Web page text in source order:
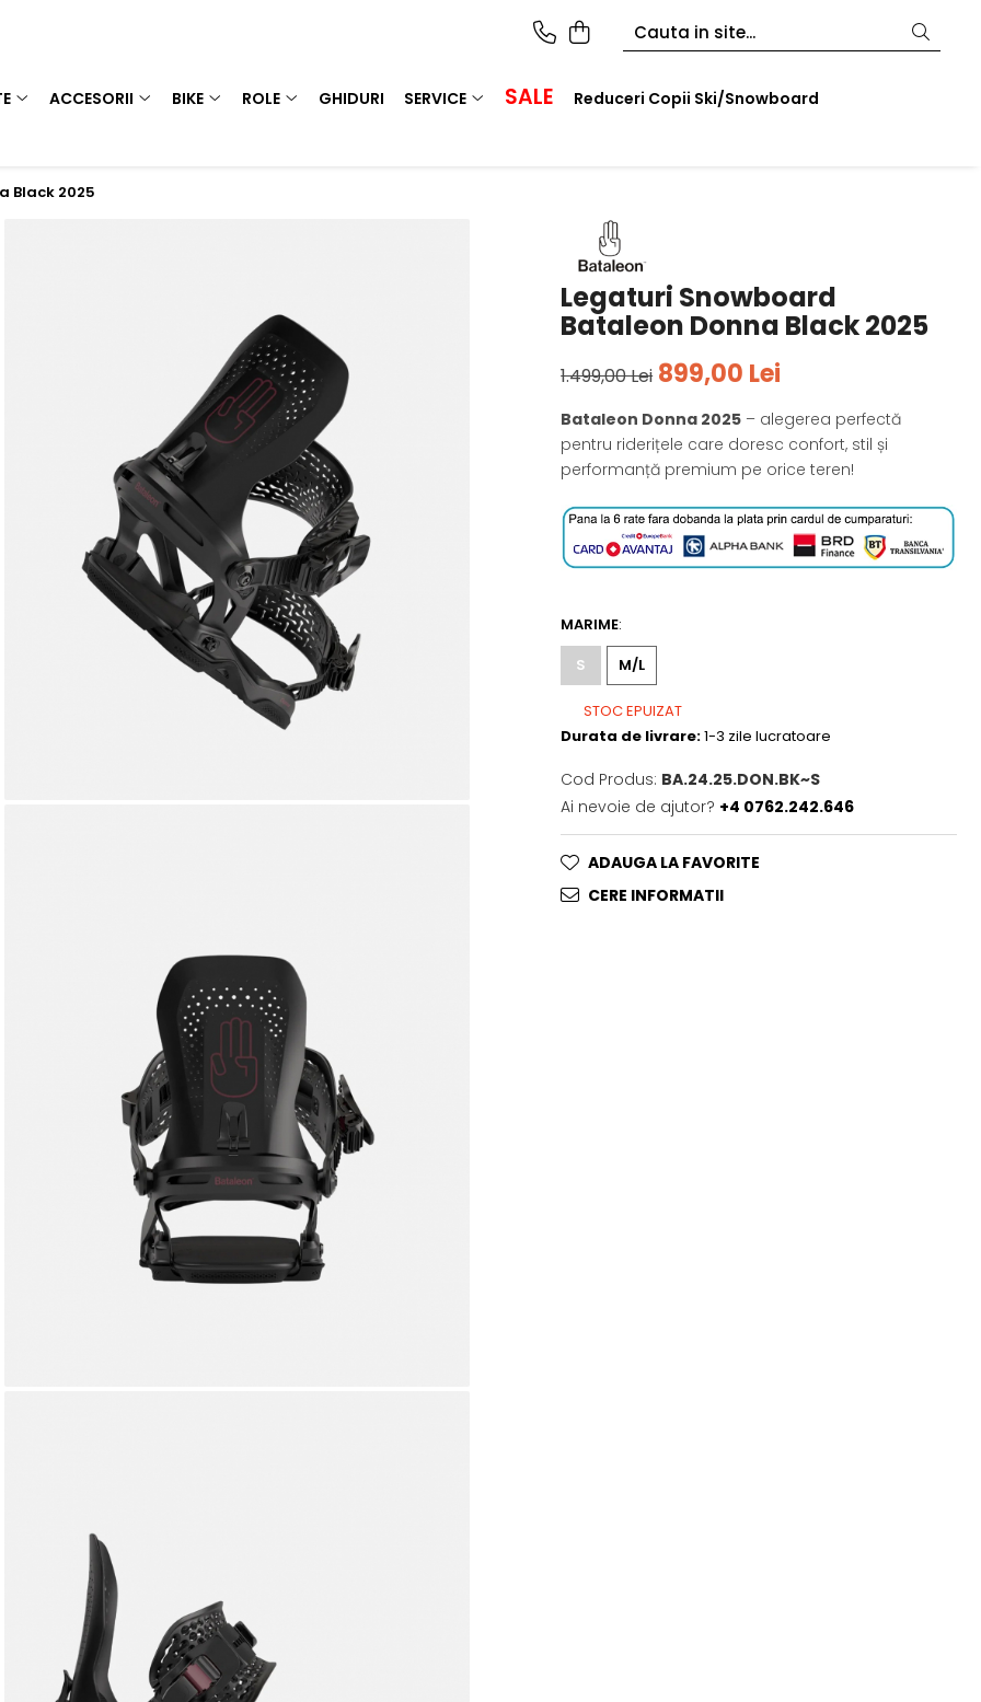
ACCESORII BIKE ROLE GHIDURI SERVICE SALE Reduceri Copii Ski/Snowboard
Black 2025
Legaturi Snowboard
Bataleon Donna Black 2025
1.499,00 Lei 899,00 Lei
Bataleon Donna 2025 – alegerea perfectă
pentru riderițele care doresc confort, stil și
performanță premium pe orice teren!
MARIME:
S
M/L
STOC EPUIZAT
Durata de livrare:1-3 zile lucratoare
Cod Produs: BA.24.25.DON.BK~S
Ai nevoie de ajutor? +4 0762.242.646
ADAUGA LA FAVORITE
CERE INFORMATII